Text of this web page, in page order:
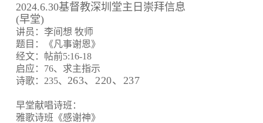
2024.6.30基督教深圳堂主日崇拜信息
(早堂)
讲员：李间想 牧师
题目：《凡事谢恩》
经文：帖前5:16-18
启应：76、求主指示
诗歌：235、 263、220、237
早堂献唱诗班：
雅歌诗班《感谢神》